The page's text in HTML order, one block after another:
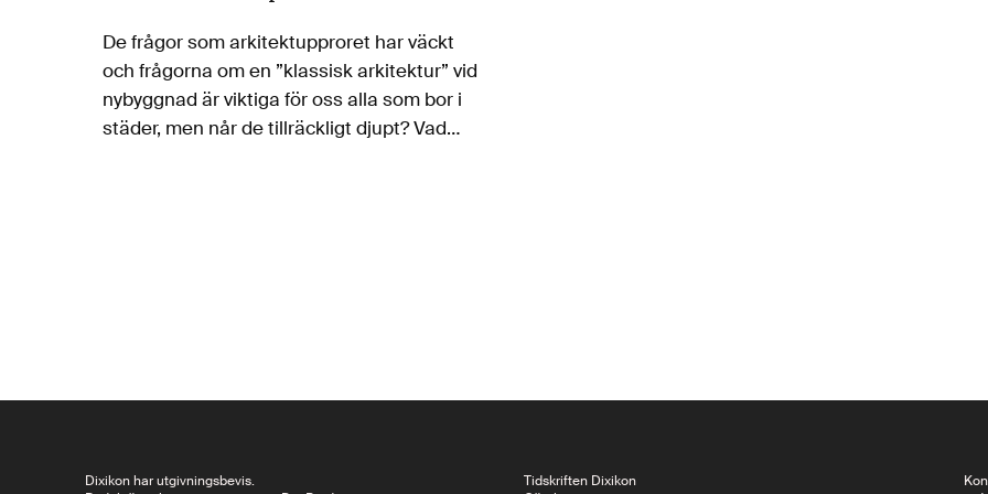
De frågor som arkitektupproret har väckt
och frågorna om en ”klassisk arkitektur” vid
nybyggnad är viktiga för oss alla som bor i
städer, men når de tillräckligt djupt? Vad
Dixikon har utgivningsbevis.
Tidskriften Dixikon